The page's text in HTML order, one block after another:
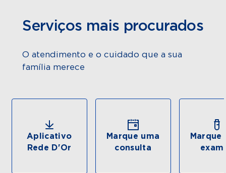
Serviços mais procurados
O atendimento e o cuidado que a sua
família merece
Aplicativo
Rede D'Or
Marque uma
consulta
Marque